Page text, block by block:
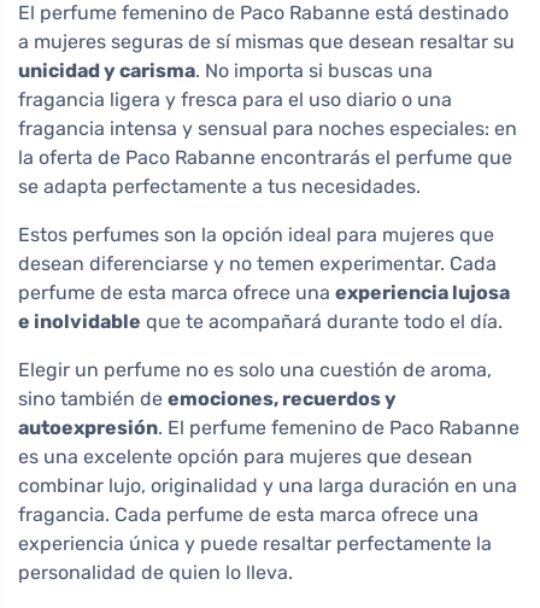
El perfume femenino de Paco Rabanne está destinado
a mujeres seguras de sí mismas que desean resaltar su
unicidad y carisma. No importa si buscas una
fragancia ligera y fresca para el uso diario o una
fragancia intensa y sensual para noches especiales: en
la oferta de Paco Rabanne encontrarás el perfume que
se adapta perfectamente a tus necesidades.
Estos perfumes son la opción ideal para mujeres que
desean diferenciarse y no temen experimentar. Cada
perfume de esta marca ofrece una experiencia lujosa
e inolvidable que te acompañará durante todo el día.
Elegir un perfume no es solo una cuestión de aroma,
sino también de emociones, recuerdos y
autoexpresión. El perfume femenino de Paco Rabanne
es una excelente opción para mujeres que desean
combinar lujo, originalidad y una larga duración en una
fragancia. Cada perfume de esta marca ofrece una
experiencia única y puede resaltar perfectamente la
personalidad de quien lo lleva.